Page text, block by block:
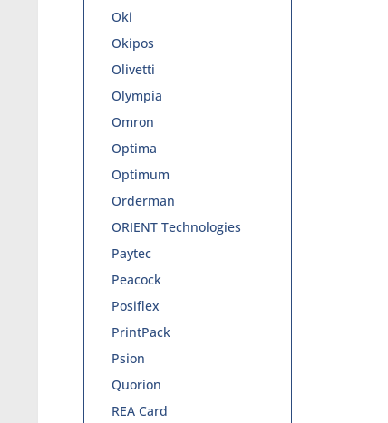
Oki
Okipos
Olivetti
Olympia
Omron
Optima
Optimum
Orderman
ORIENT Technologies
Paytec
Peacock
Posiflex
PrintPack
Psion
Quorion
REA Card